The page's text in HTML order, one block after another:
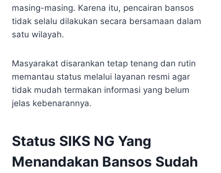
masing-masing. Karena itu, pencairan bansos
tidak selalu dilakukan secara bersamaan dalam
satu wilayah.
Masyarakat disarankan tetap tenang dan rutin
memantau status melalui layanan resmi agar
tidak mudah termakan informasi yang belum
jelas kebenarannya.
Status SIKS NG Yang
Menandakan Bansos Sudah